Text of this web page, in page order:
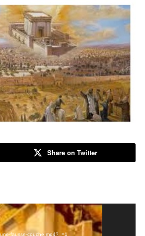
Share on Twitter
fausse-couche.mp4?_=1